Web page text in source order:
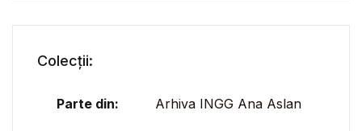
Colecții:
Parte din: Arhiva INGG Ana Aslan